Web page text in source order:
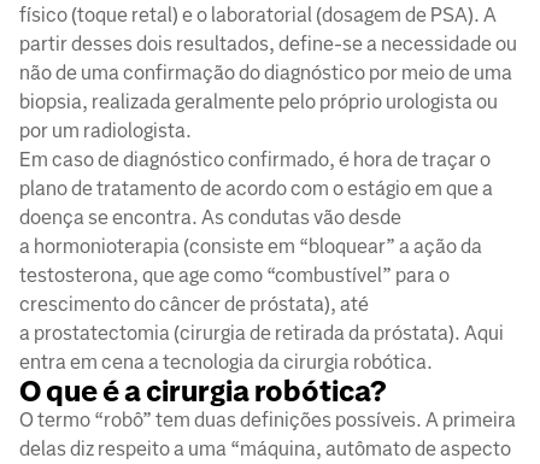
físico (toque retal) e o laboratorial (dosagem de PSA). A
partir desses dois resultados, define-se a necessidade ou
não de uma confirmação do diagnóstico por meio de uma
biopsia, realizada geralmente pelo próprio urologista ou
por um radiologista.
Em caso de diagnóstico confirmado, é hora de traçar o
plano de tratamento de acordo com o estágio em que a
doença se encontra. As condutas vão desde
a hormonioterapia (consiste em “bloquear” a ação da
testosterona, que age como “combustível” para o
crescimento do câncer de próstata), até
a prostatectomia (cirurgia de retirada da próstata). Aqui
entra em cena a tecnologia da cirurgia robótica.
O que é a cirurgia robótica?
O termo “robô” tem duas definições possíveis. A primeira
delas diz respeito a uma “máquina, autômato de aspecto